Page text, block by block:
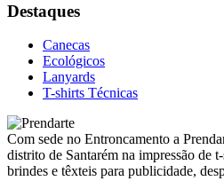
Destaques
Canecas
Ecológicos
Lanyards
T-shirts Técnicas
Com sede no Entroncamento a
distrito de Santarém na impressão de
brindes e têxteis para publicidade,